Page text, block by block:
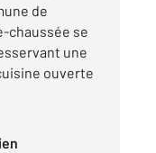
de
chaussée se
une
ouverte